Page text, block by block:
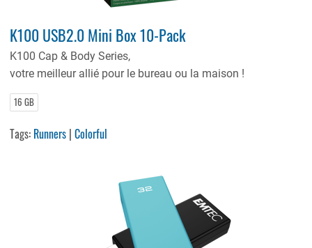
K100 USB2.0 Mini Box 10-Pack
K100 Cap & Body Series,
votre meilleur allié pour le bureau ou la maison !
16 GB
Tags: Runners |Colorful